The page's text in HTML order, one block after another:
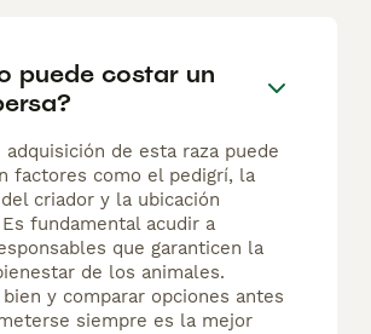
puede costar un
adquisición de esta raza puede
factores como el pedigrí, la
criador y la ubicación
fundamental acudir a
que garanticen la
de los animales.
y comparar opciones antes
siempre es la mejor